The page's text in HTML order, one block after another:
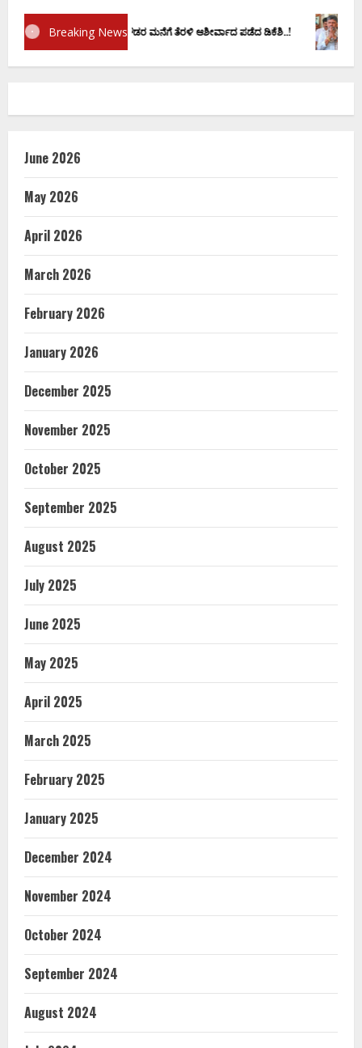
Breaking News
ವಚನಕ್ಕೂ ಮುನ್ನ ದೊಡ್ಡಗೌಡರ ಮನೆಗೆ ತೆರಳಿ ಆಶೀರ್ವಾದ ಪಡೆದ ಡಿಕೆಶಿ..! ಡಿ.ಕೆ
June 2026
May 2026
April 2026
March 2026
February 2026
January 2026
December 2025
November 2025
October 2025
September 2025
August 2025
July 2025
June 2025
May 2025
April 2025
March 2025
February 2025
January 2025
December 2024
November 2024
October 2024
September 2024
August 2024